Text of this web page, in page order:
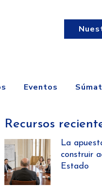
Eventos
Recursos
La
construir
Estado